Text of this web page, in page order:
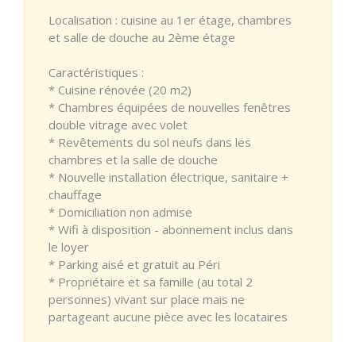
Localisation : cuisine au 1er étage, chambres
et salle de douche au 2ème étage
Caractéristiques :
* Cuisine rénovée (20 m2)
* Chambres équipées de nouvelles fenêtres
double vitrage avec volet
* Revêtements du sol neufs dans les
chambres et la salle de douche
* Nouvelle installation électrique, sanitaire +
chauffage
* Domiciliation non admise
* Wifi à disposition - abonnement inclus dans
le loyer
* Parking aisé et gratuit au Péri
* Propriétaire et sa famille (au total 2
personnes) vivant sur place mais ne
partageant aucune pièce avec les locataires